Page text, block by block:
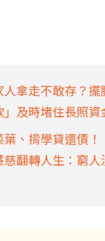
人拿走不敢存？擺
」及時堵住長照資
、揹學貸還債！
慈翻轉人生：窮人